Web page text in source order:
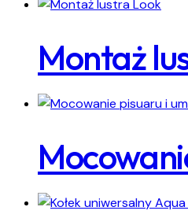
Montaż